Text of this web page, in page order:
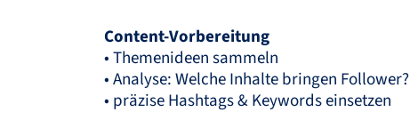
Content-Vorbereitung
• Themenideen sammeln
• Analyse: Welche Inhalte bringen Follower?
• präzise Hashtags & Keywords einsetzen